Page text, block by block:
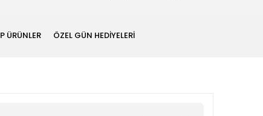
ÜRÜNLER ÖZEL GÜN HEDİYELERİ